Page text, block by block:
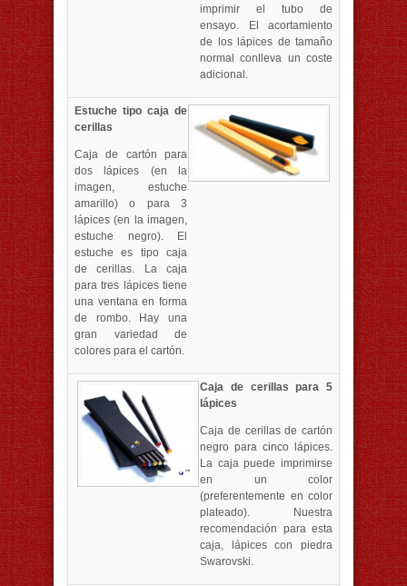
imprimir el tubo de
ensayo. El acortamiento
de los lápices de tamaño
normal conlleva un coste
adicional.
Estuche tipo caja de
cerillas
Caja de cartón para
dos lápices (en la
imagen, estuche
amarillo) o para 3
lápices (en la imagen,
estuche negro). El
estuche es tipo caja
de cerillas. La caja
para tres lápices tiene
una ventana en forma
de rombo. Hay una
gran variedad de
colores para el cartón.
Caja de cerillas para 5
lápices
Caja de cerillas de cartón
negro para cinco lápices.
La caja puede imprimirse
en un color
(preferentemente en color
plateado). Nuestra
recomendación para esta
caja, lápices con piedra
Swarovski.